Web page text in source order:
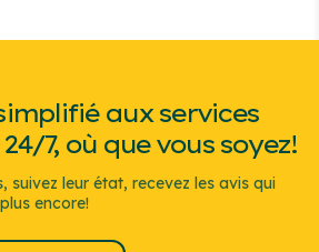
aux services
7, où que vous soyez!
suivez leur état, recevez les avis qui
encore!